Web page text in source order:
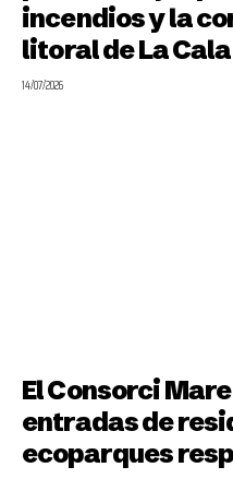
incendios y la
litoral de La Cala
14/07/2026
El Consorci
entradas de
ecoparques